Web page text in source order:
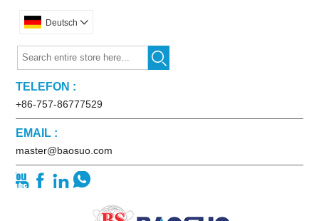
Deutsch 

TELEFON :
+86-757-86777529
EMAIL :
master@baosuo.com
   